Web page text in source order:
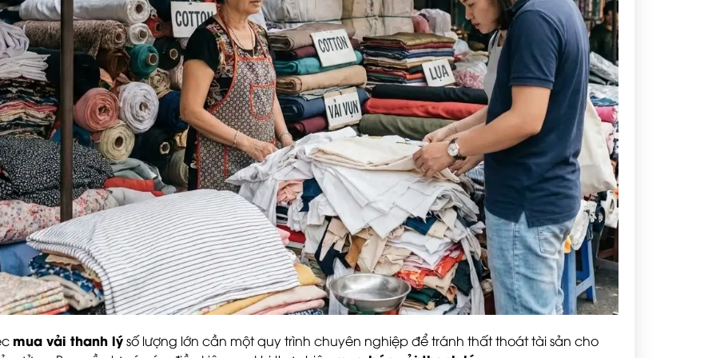
mua vải thanh lýsố lượng lớn cần một quy trình chuyên nghiệp để tránh thất thoát tài sản cho